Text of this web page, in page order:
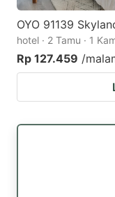
OYO 91139
hotel · 2 Tamu · 1
Rp 127.459 /